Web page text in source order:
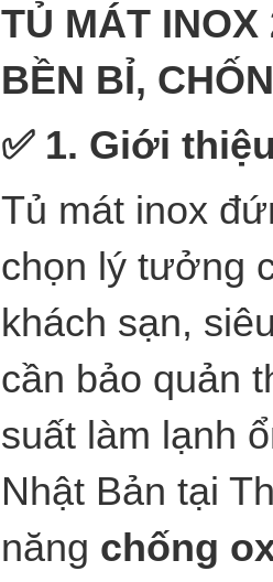
TỦ MÁT
BỀN BỈ,
✅ 1. Giới
Tủ mát inox
chọn lý tưởng
khách sạn,
cần bảo quản
suất làm lạnh
Nhật Bản tại
năng chống